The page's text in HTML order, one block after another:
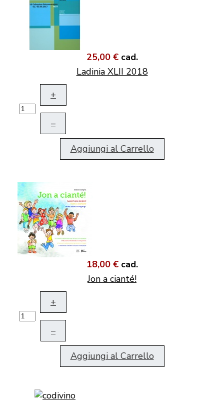
25,00 € cad.
Ladinia XLII 2018
+
–
Aggiungi al Carrello
18,00 € cad.
Jon a cianté!
+
–
Aggiungi al Carrello